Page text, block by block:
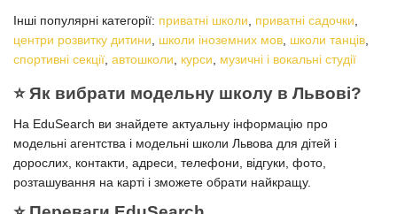
Інші популярні категорії: приватні школи, приватні садочки,
центри розвитку дитини, школи іноземних мов, школи танців,
спортивні секції, автошколи, курси, музичні і вокальні студії
⭐️ Як вибрати модельну школу в Львові?
На EduSearch ви знайдете актуальну інформацію про
модельні агентства і модельні школи Львова для дітей і
дорослих, контакти, адреси, телефони, відгуки, фото,
розташування на карті і зможете обрати найкращу.